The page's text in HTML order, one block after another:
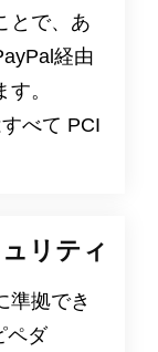
とで、あ
経由
。
べて PCI
リティ
準拠でき
ペダ